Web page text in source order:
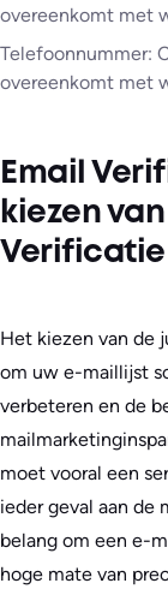
overeenkomt met
Telefoonnummer:
overeenkomt met
Email
kiezen
Verificatie
Het kiezen van de
om uw e-maillijst
verbeteren en de
moet vooral een
ieder geval aan de
belang om een e-
hoge mate van